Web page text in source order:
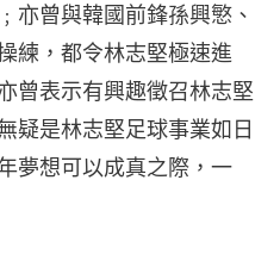
亦曾與韓國前鋒孫興慜、
練，都令林志堅極速進
曾表示有興趣徵召林志堅
疑是林志堅足球事業如日
夢想可以成真之際，一